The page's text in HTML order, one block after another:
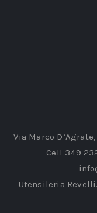
Via Marco
Cell 349
Utensileria